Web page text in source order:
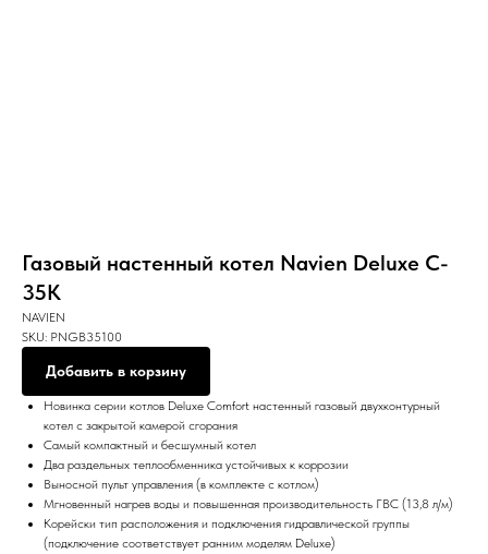
Газовый настенный котел Navien Deluxe C-
35К
NAVIEN
SKU: PNGB35100
Добавить в корзину
Новинка серии котлов Deluxe Comfort настенный газовый двухконтурный
котел с закрытой камерой сгорания
Самый компактный и бесшумный котел
Два раздельных теплообменника устойчивых к коррозии
Выносной пульт управления (в комплекте с котлом)
Мгновенный нагрев воды и повышенная производительность ГВС (13,8 л/м)
Корейски тип расположения и подключения гидравлической группы
(подключение соответствует ранним моделям Deluxe)